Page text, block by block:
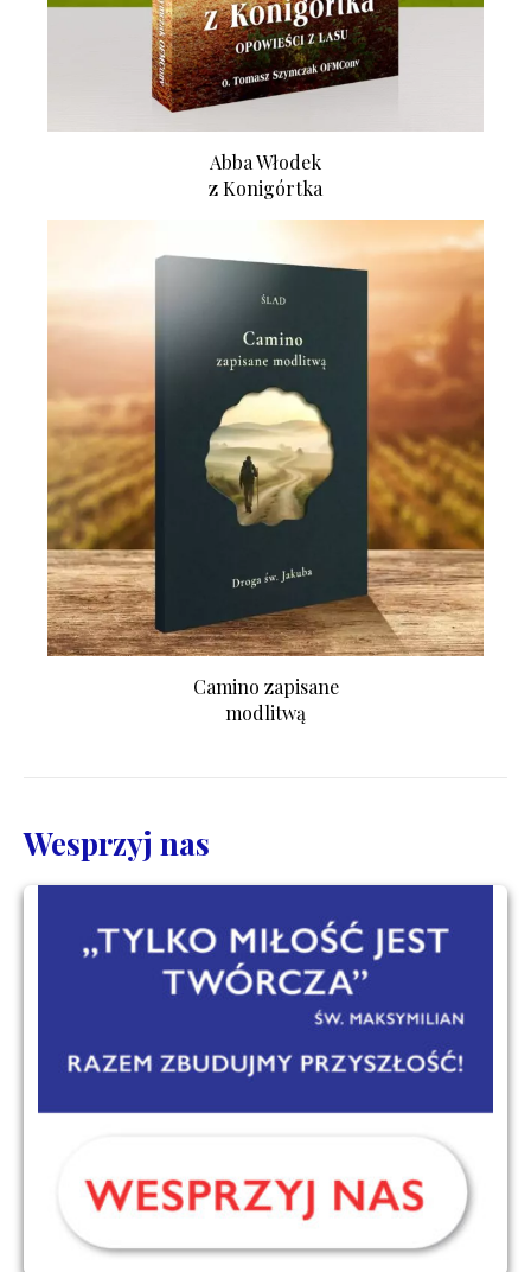
Abba Włodek
z Konigórtka
Camino zapisane
modlitwą
Wesprzyj nas